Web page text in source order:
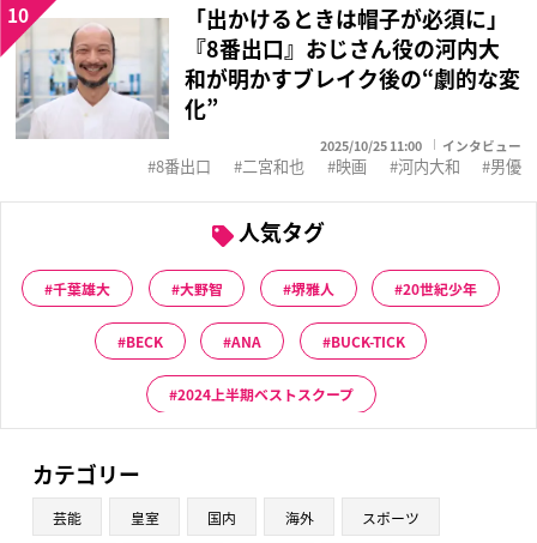
「出かけるときは帽子が必須に」
『8番出口』おじさん役の河内大
和が明かすブレイク後の“劇的な変
化”
2025/10/25 11:00 インタビュー
10
8番出口 二宮和也 映画 河内大和 男優
人気タグ
千葉雄大 大野智 堺雅人 20世紀少年
BECK ANA BUCK-TICK
2024上半期ベストスクープ
カテゴリー
芸能 皇室 国内 海外 スポーツ